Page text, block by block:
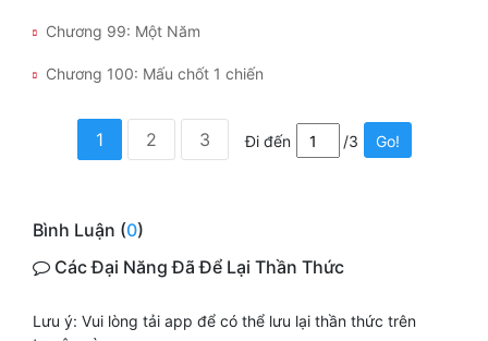
Chương 99: Một Năm
Chương 100: Mấu chốt 1 chiến
1 2 3 Đi đến /3 Go!
Bình Luận (0)
Các Đại Năng Đã Để Lại Thần Thức
Lưu ý: Vui lòng tải app để có thể lưu lại thần thức trên